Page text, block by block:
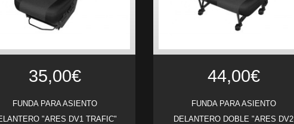
35,00€
FUNDA PARA ASIENTO
"ARES DV1 TRAFIC"
44,00€
FUNDA PARA ASIENTO
DELANTERO DOBLE "ARES DV2